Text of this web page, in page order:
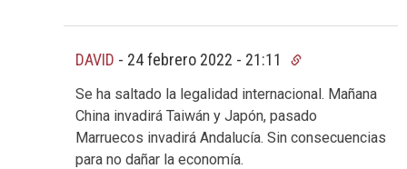
DAVID - 24 febrero 2022 - 21:11
Se ha saltado la legalidad internacional. Mañana
China invadirá Taiwán y Japón, pasado
Marruecos invadirá Andalucía. Sin consecuencias
para no dañar la economía.